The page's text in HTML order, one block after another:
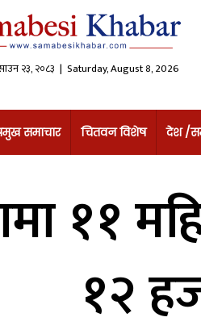
२३,२०८३ | Saturday, August 8, 2026
समाचार चितवन विशेष देश /
११
१२